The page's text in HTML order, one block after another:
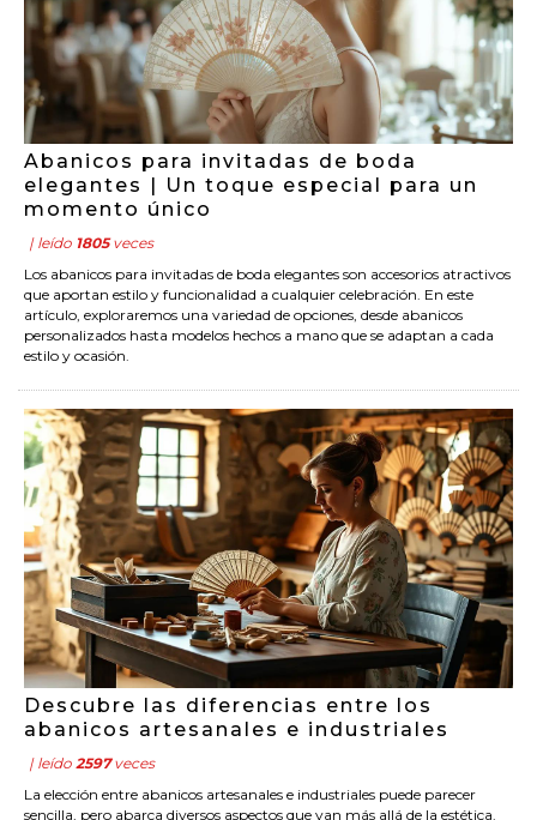
Abanicos para invitadas de boda
elegantes | Un toque especial para un
momento único
| leído 1805veces
Los abanicos para invitadas de boda elegantes son accesorios atractivos
que aportan estilo y funcionalidad a cualquier celebración. En este
artículo, exploraremos una variedad de opciones, desde abanicos
personalizados hasta modelos hechos a mano que se adaptan a cada
estilo y ocasión.
Descubre las diferencias entre los
abanicos artesanales e industriales
| leído 2597veces
La elección entre abanicos artesanales e industriales puede parecer
sencilla, pero abarca diversos aspectos que van más allá de la estética.